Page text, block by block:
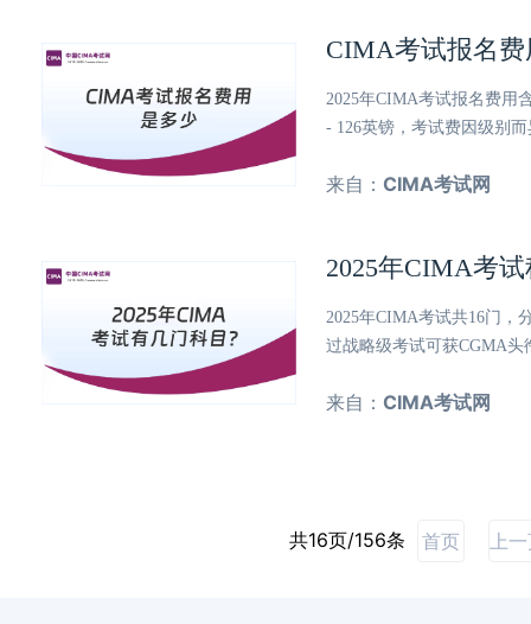
CIMA考试报名
2025年CIMA考试报名费用
- 126英镑，考试费因级别
来自： CIMA考试网
2025年CIMA考
2025年CIMA考试共16门，
过战略级考试可获CGMA
来自： CIMA考试网
共16页/156条 首页 上